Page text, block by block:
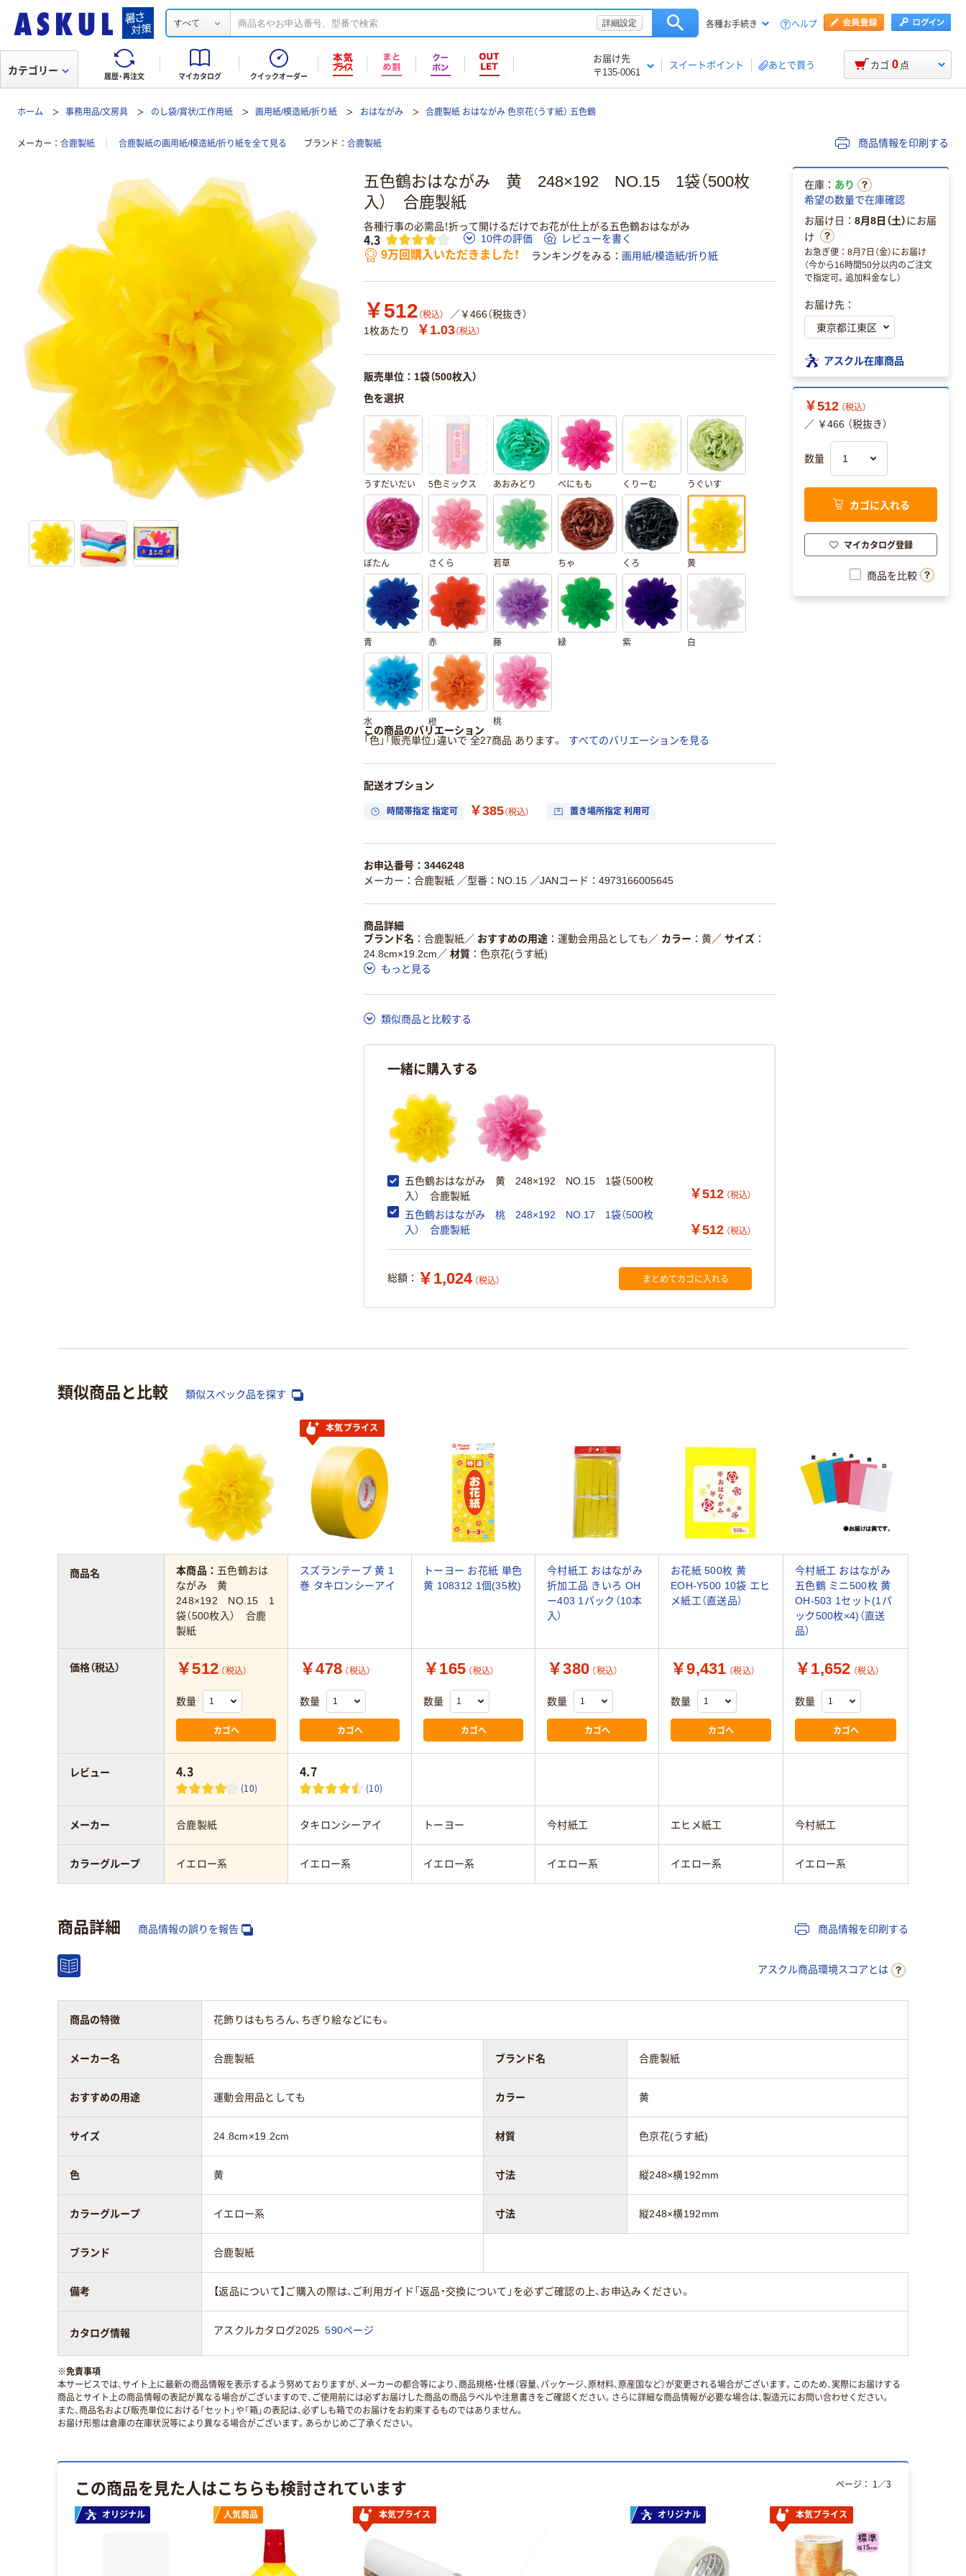
すべて 詳細設定 各種お手続き ヘルプ
履歴・再注文 マイカタログ クイックオーダー
お届け先
〒135-0061
スイートポイント あとで買う
カテゴリー カゴ 0 点
ホーム 事務用品/文房具 のし袋/賞状/工作用紙 画用紙/模造紙/折り紙 おはながみ 合鹿製紙 おはながみ 色京花（うす紙） 五色鶴
メーカー 合鹿製紙 合鹿製紙の画用紙/模造紙/折り紙を全て見る ブランド 合鹿製紙 商品情報を印刷する
五色鶴おはながみ 黄 248×192 NO.15 1袋（500枚
入） 合鹿製紙
各種行事の必需品！折って開けるだけでお花が仕上がる五色鶴おはながみ
4.3 10件の評価 レビューを書く
9万回購入いただきました！ ランキングをみる 画用紙/模造紙/折り紙
￥512 （税込）
／￥466（税抜き）
1枚あたり
￥1.03（税込）
販売単位：1袋（500枚入）
色を選択
うすだいだい 5色ミックス あおみどり べにもも くりーむ うぐいす
ぼたん さくら 若草 ちゃ くろ 黄
青 赤 藤 緑 紫 白
水 橙 桃
この商品のバリエーション
「色」「販売単位」違いで 全27商品 あります。
すべてのバリエーションを見る
配送オプション
時間帯指定 指定可 ￥385（税込） 置き場所指定 利用可
お申込番号：3446248
メーカー：合鹿製紙 ／型番：NO.15 ／JANコード：4973166005645
商品詳細
ブランド名
合鹿製紙／ おすすめの用途 運動会用品としても ／ カラー 黄／ サイズ
24.8cm×19.2cm ／ 材質
色京花(うす紙)
もっと見る
類似商品と比較する
一緒に購入する
五色鶴おはながみ 黄 248×192 NO.15 1袋（500枚
入） 合鹿製紙
￥512 （税込）
五色鶴おはながみ 桃 248×192 NO.17 1袋（500枚
入） 合鹿製紙
￥512 （税込）
総額： ￥1,024 （税込） まとめてカゴに入れる
在庫： あり
希望の数量で在庫確認
お届け日： 8月8日（土）にお届
け
お急ぎ便：8月7日（金）にお届け
（今から16時間50分以内のご注文
で指定可。追加料金なし）
お届け先：
アスクル在庫商品
￥512 （税込）
／ ￥466 （税抜き）
数量
カゴに入れる
マイカタログ登録
商品を比較
類似商品と比較 類似スペック品を探す
本気プライス
商品名 本商品： 五色鶴おは
ながみ 黄
248×192 NO.15 1
袋（500枚入） 合鹿
製紙
スズランテープ 黄 1
巻 タキロンシーアイ
トーヨー お花紙 単色
黄 108312 1個(35枚)
今村紙工 おはながみ
折加工品 きいろ OH
ー403 1パック（10本
入）
お花紙 500枚 黄
EOH-Y500 10袋 エヒ
メ紙工（直送品）
今村紙工 おはながみ
五色鶴 ミニ500枚 黄
OH-503 1セット(1パ
ック500枚×4)（直送
品）
価格（税込） ￥512 （税込）
数量
カゴへ
￥478 （税込）
数量
カゴへ
￥165 （税込）
数量
カゴへ
￥380 （税込）
数量
カゴへ
￥9,431 （税込）
数量
カゴへ
￥1,652 （税込）
数量
カゴへ
レビュー 4.3
(10)
4.7
(10)
メーカー 合鹿製紙 タキロンシーアイ トーヨー 今村紙工 エヒメ紙工 今村紙工
カラーグループ イエロー系 イエロー系 イエロー系 イエロー系 イエロー系 イエロー系
商品詳細 商品情報の誤りを報告 商品情報を印刷する
アスクル商品環境スコアとは
商品の特徴 花飾りはもちろん、ちぎり絵などにも。
メーカー名 合鹿製紙 ブランド名 合鹿製紙
おすすめの用途 運動会用品としても カラー 黄
サイズ 24.8cm×19.2cm 材質 色京花(うす紙)
色 黄 寸法 縦248×横192mm
カラーグループ イエロー系 寸法 縦248×横192mm
ブランド 合鹿製紙
備考 【返品について】ご購入の際は、ご利用ガイド「返品・交換について」を必ずご確認の上、お申込みください。
カタログ情報 アスクルカタログ2025 590ページ
※免責事項
本サービスでは、サイト上に最新の商品情報を表示するよう努めておりますが、メーカーの都合等により、商品規格・仕様（容量、パッケージ、原材料、原産国など）が変更される場合がございます。このため、実際にお届けする
商品とサイト上の商品情報の表記が異なる場合がございますので、ご使用前には必ずお届けした商品の商品ラベルや注意書きをご確認ください。さらに詳細な商品情報が必要な場合は、製造元にお問い合わせください。
また、商品名および販売単位における「セット」や「箱」の表記は、必ずしも箱でのお届けをお約束するものではありません。
お届け形態は倉庫の在庫状況等により異なる場合がございます。あらかじめご了承ください。
この商品を見た人はこちらも検討されています
オリジナル 人気商品 本気プライス オリジナル 本気プライス
ページ： 1 ／3